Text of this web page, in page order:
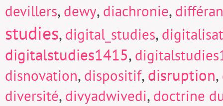
devillers, dewy, diachronie,
studies, digital_studies,
digitalstudies1415,
disnovation, dispositif,disruption,
diversité, divyadwivedi, doctrine